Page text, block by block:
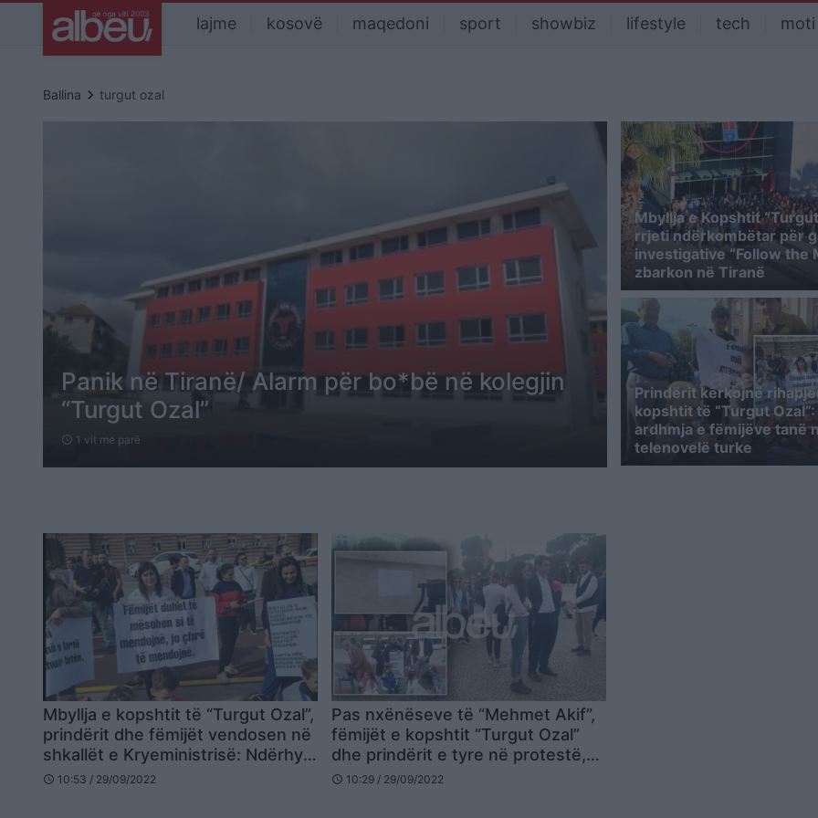
lajme kosovë maqedoni sport showbiz lifestyle tech moti
Ballina keyboard_arrow_right turgut ozal
Panik në Tiranë/ Alarm për bo*bë në kolegjin
“Turgut Ozal”
schedule 1 vit me parë
Mbyllja e Kopshtit “Turgut
rrjeti ndërkombëtar për
investigative “Follow the
zbarkon në Tiranë
Prindërit kërkojnë
kopshtit të “Turgut Ozal”:
ardhmja e fëmijëve tanë
telenovelë turke
Mbyllja e kopshtit të “Turgut Ozal”,
prindërit dhe fëmijët vendosen në
shkallët e Kryeministrisë: Ndërhyn
policia
schedule 10:53 / 29/09/2022
Pas nxënëseve të “Mehmet Akif”,
fëmijët e kopshtit “Turgut Ozal”
dhe prindërit e tyre në protestë,
vizatojnë poshtë zyrës së Ramës
schedule 10:29 / 29/09/2022